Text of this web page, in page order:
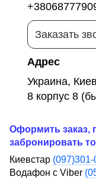
Заказать
Адрес
Украина,
8 корпус 8
Оформить заказ,
забронировать
Киевстар (097)301-
Водафон с Viber